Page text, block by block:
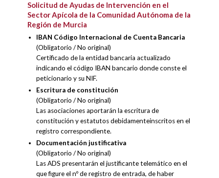
Solicitud de Ayudas de Intervención en el
Sector Apícola de la Comunidad Autónoma de la
Región de Murcia
IBAN Código Internacional de Cuenta Bancaria
(Obligatorio / No original)
Certificado de la entidad bancaria actualizado
indicando el código IBAN bancario donde conste el
peticionario y su NIF.
Escritura de constitución
(Obligatorio / No original)
Las asociaciones aportarán la escritura de
constitución y estatutos debidamenteinscritos en el
registro correspondiente.
Documentación justificativa
(Obligatorio / No original)
Las ADS presentarán el justificante telemático en el
que figure el nº de registro de entrada, de haber